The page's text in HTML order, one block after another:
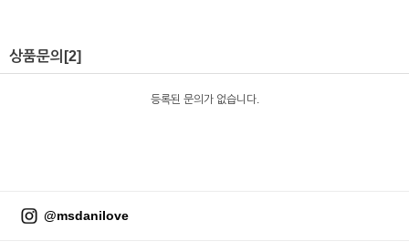
상품문의 [2]
등록된 문의가 없습니다.
@msdanilove